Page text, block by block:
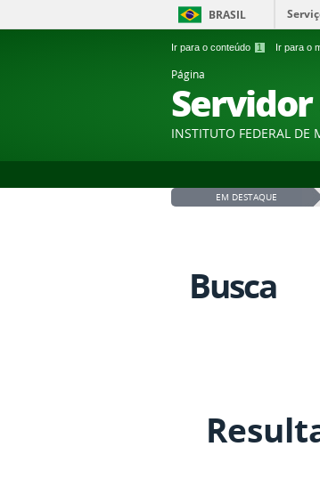
Ir para o conteúdo 1 Ir para o
BRASIL
Página
Servidor
INSTITUTO FEDERAL DE
EM DESTAQUE
Busca